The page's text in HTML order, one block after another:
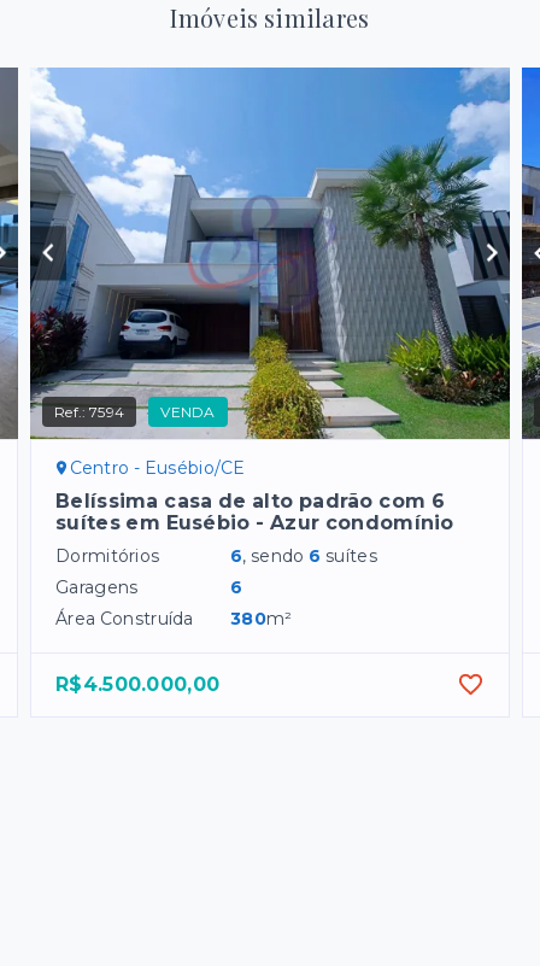
Imóveis similares
Ref.:7594 VENDA
Centro - Eusébio/CE
Belíssima casa de alto padrão com 6
suítes em Eusébio - Azur condomínio
Dormitórios 6, sendo 6 suítes
Garagens
6
Área Construída
380m²
R$4.500.000,00